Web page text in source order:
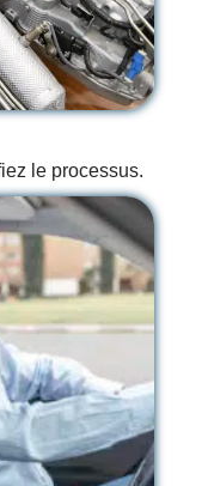
le processus.